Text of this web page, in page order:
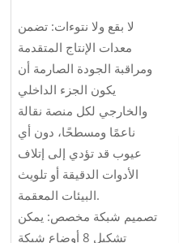
لا بقع ولا نتوءات: تضمن
معدات الإنتاج المتقدمة
ومراقبة الجودة الصارمة أن
يكون الجزء الداخلي
والخارجي لكل منصة نقالة
ناعمًا ومسطحًا، دون أي
عيوب قد تؤدي إلى إتلاف
الأدوات الدقيقة أو تلويث
البيئات المعقمة.
تصميم شبكة مخصص: يمكن
تشكيل 8 أوضاع شبكة